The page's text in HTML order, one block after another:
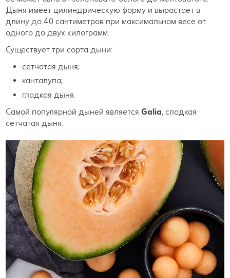
Дыня имеет цилиндрическую форму и вырастает в
длину до 40 сантиметров при максимальном весе от
одного до двух килограмм.
Существует три сорта дыни:
сетчатая дыня;
канталупа;
гладкая дыня.
Самой популярной дыней является Galia, сладкая
сетчатая дыня.